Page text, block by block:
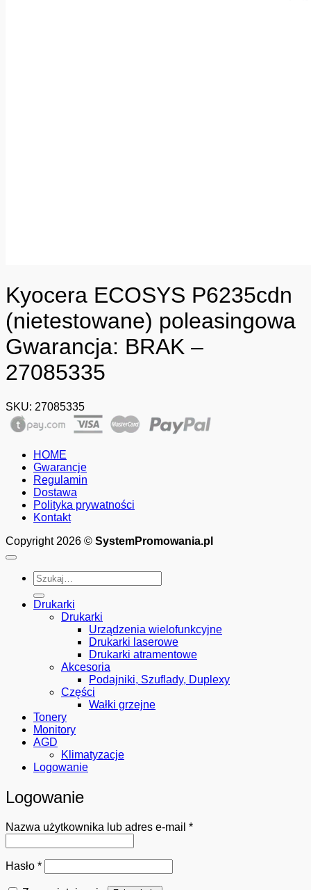
Kyocera ECOSYS P6235cdn
(nietestowane) poleasingowa
Gwarancja: BRAK –
27085335
SKU: 27085335
HOME
Gwarancje
Regulamin
Dostawa
Polityka prywatności
Kontakt
Copyright 2026 © SystemPromowania.pl
Szukaj:
Drukarki
Drukarki
Urządzenia wielofunkcyjne
Drukarki laserowe
Drukarki atramentowe
Akcesoria
Podajniki, Szuflady, Duplexy
Części
Wałki grzejne
Tonery
Monitory
AGD
Klimatyzacje
Logowanie
Logowanie
Nazwa użytkownika lub adres e-mail *Wymagane
Hasło *Wymagane